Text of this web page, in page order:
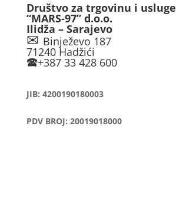
Društvo za trgovinu i usluge
“MARS-97” d.o.o.
Ilidža – Sarajevo
✉Binježevo 187
71240 Hadžići
🕿+387 33 428 600
JIB: 4200190180003
PDV BROJ: 20019018000